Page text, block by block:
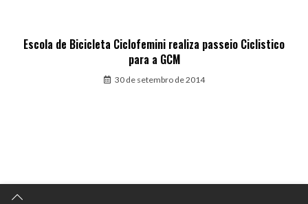
Escola de Bicicleta Ciclofemini realiza passeio Ciclistico
para a GCM
30 de setembro de 2014